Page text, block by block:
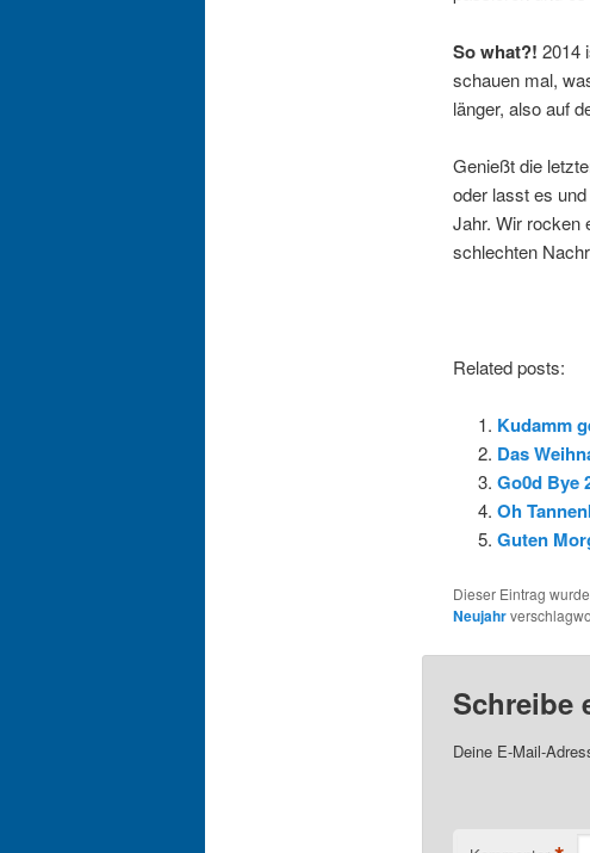
So what?! 2014
schauen mal,
länger, also auf
Genießt die
oder lasst es
Jahr. Wir rocken
schlechten
Related posts:
Kudamm
Das
Go0d Bye
Oh
Guten
Dieser Eintrag
Neujahr
Schreibe
Deine E-Mail-